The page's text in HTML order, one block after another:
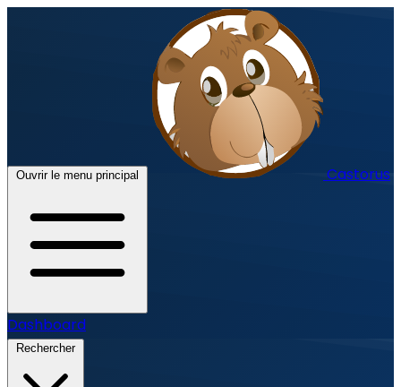
Ouvrir le menu principal Castorus
Dashboard
Rechercher